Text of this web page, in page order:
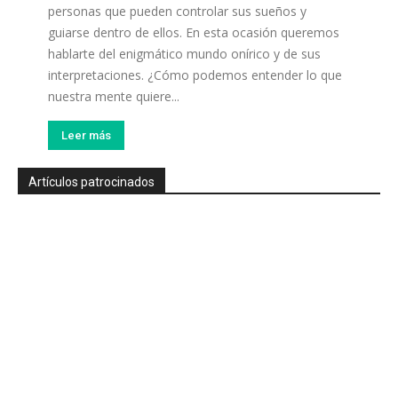
personas que pueden controlar sus sueños y
guiarse dentro de ellos. En esta ocasión queremos
hablarte del enigmático mundo onírico y de sus
interpretaciones. ¿Cómo podemos entender lo que
nuestra mente quiere...
Leer más
Artículos patrocinados